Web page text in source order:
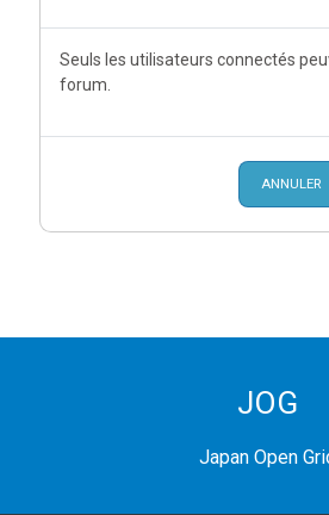
Seuls les utilisateurs connectés
forum.
ANNULER
JOG
Japan Open